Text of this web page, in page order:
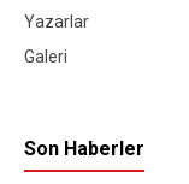
Yazarlar
Galeri
Son Haberler